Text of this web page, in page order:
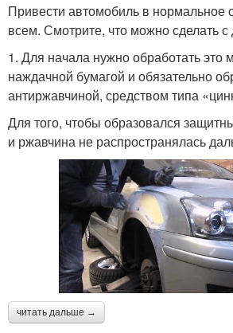
Привести автомобиль в нормальное
всем. Смотрите, что можно сделать
1. Для начала нужно обработать это
наждачной бумагой и обязательно
антиржавчиной, средством типа
Для того, чтобы образовался
и ржавчина не распространялась
читать дальше →